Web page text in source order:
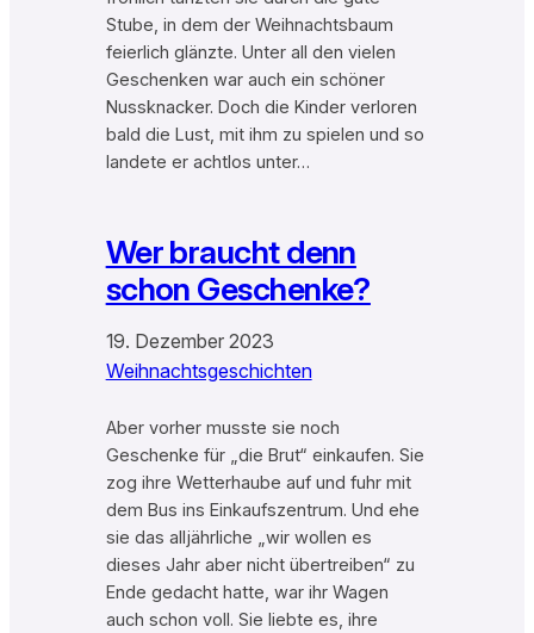
Stube, in dem der Weihnachtsbaum
feierlich glänzte. Unter all den vielen
Geschenken war auch ein schöner
Nussknacker. Doch die Kinder verloren
bald die Lust, mit ihm zu spielen und so
landete er achtlos unter…
Wer braucht denn
schon Geschenke?
19. Dezember 2023
Weihnachtsgeschichten
Aber vorher musste sie noch
Geschenke für „die Brut“ einkaufen. Sie
zog ihre Wetterhaube auf und fuhr mit
dem Bus ins Einkaufszentrum. Und ehe
sie das alljährliche „wir wollen es
dieses Jahr aber nicht übertreiben“ zu
Ende gedacht hatte, war ihr Wagen
auch schon voll. Sie liebte es, ihre